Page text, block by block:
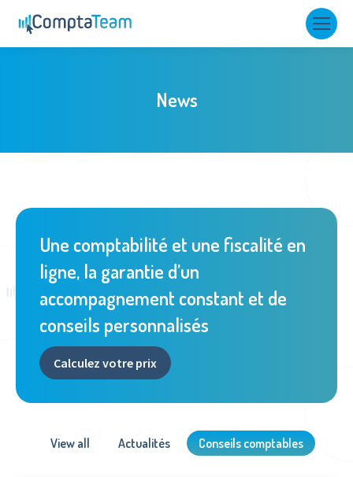
News
Une comptabilité et une fiscalité en
ligne, la garantie d’un
accompagnement constant et de
conseils personnalisés
Calculez votre prix
View all Actualités Conseils comptables